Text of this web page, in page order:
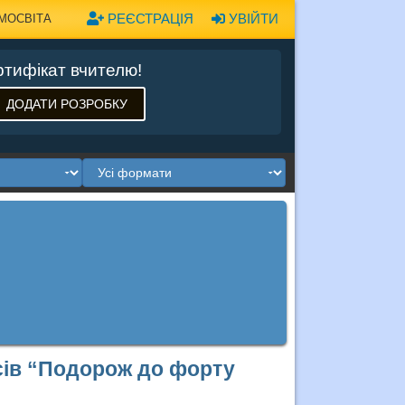
УВІЙТИ
РЕЄСТРАЦІЯ
вчителю!
ДОДАТИ РОЗРОБКУ
“Подорож до форту